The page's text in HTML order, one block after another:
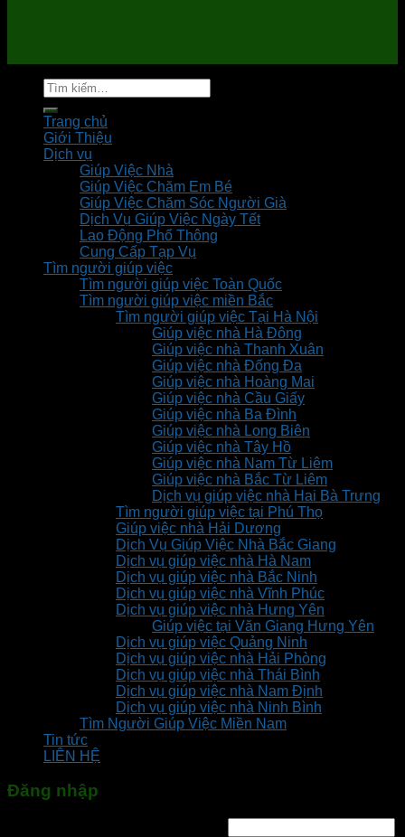
Tìm
kiếm:
Trang chủ
Giới Thiệu
Dịch vụ
Giúp Việc Nhà
Giúp Việc Chăm Em Bé
Giúp Việc Chăm Sóc Người Già
Dịch Vụ Giúp Việc Ngày Tết
Lao Động Phổ Thông
Cung Cấp Tạp Vụ
Tìm người giúp việc
Tìm người giúp việc Toàn Quốc
Tìm người giúp việc miền Bắc
Tìm người giúp việc Tại Hà Nội
Giúp việc nhà Hà Đông
Giúp việc nhà Thanh Xuân
Giúp việc nhà Đống Đa
Giúp việc nhà Hoàng Mai
Giúp việc nhà Cầu Giấy
Giúp việc nhà Ba Đình
Giúp việc nhà Long Biên
Giúp việc nhà Tây Hồ
Giúp việc nhà Nam Từ Liêm
Giúp việc nhà Bắc Từ Liêm
Dịch vụ giúp việc nhà Hai Bà Trưng
Tìm người giúp việc tại Phú Thọ
Giúp việc nhà Hải Dương
Dịch Vụ Giúp Việc Nhà Bắc Giang
Dịch vụ giúp việc nhà Hà Nam
Dịch vụ giúp việc nhà Bắc Ninh
Dịch vụ giúp việc nhà Vĩnh Phúc
Dịch vụ giúp việc nhà Hưng Yên
Giúp việc tại Văn Giang Hưng Yên
Dịch vụ giúp việc Quảng Ninh
Dịch vụ giúp việc nhà Hải Phòng
Dịch vụ giúp việc nhà Thái Bình
Dịch vụ giúp việc nhà Nam Định
Dịch vụ giúp việc nhà Ninh Bình
Tìm Người Giúp Việc Miền Nam
Tin tức
LIÊN HỆ
Đăng nhập